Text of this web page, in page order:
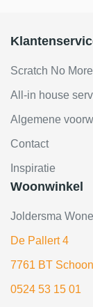
Scratch No More
All-in house
Algemene
Contact
Inspiratie
Woonwinkel
Joldersma
De Pallert 4
7761 BT
0524 53 15 01